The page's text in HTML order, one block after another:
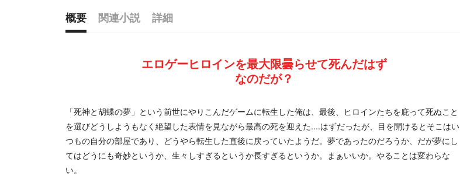
概要 関連小説
詳細
エロゲーヒロインを最大限曇らせて死んだはず
なのだが？
「死神と胡蝶の夢」という前世にやりこんだゲームに転生した俺は、最後、ヒロインたちを庇って死ぬこと
を選びどうしようもなく絶望した表情を見ながら最高の死を迎えた....はずだったが、目を開けるとそこはい
つもの自分の部屋であり、どうやら転生した直後に戻っていたようだ。夢であったのだろうか、だが夢にし
てはどうにも奇妙というか、生々しすぎるというか長すぎるというか。まぁいいか。やることは変わらな
い。